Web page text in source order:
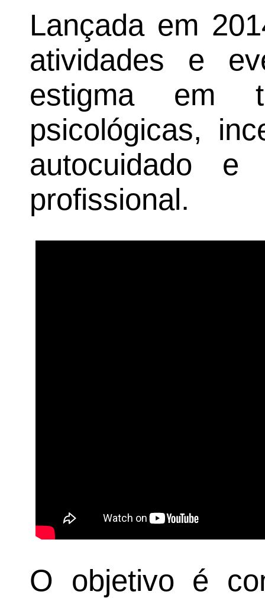
Lançada em
atividades e
estigma em
psicológicas,
autocuidado
profissional.
O objetivo é